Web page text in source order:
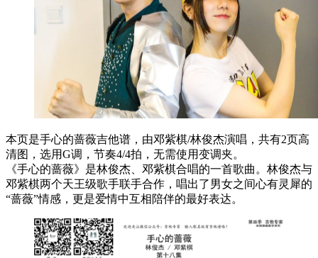
本页是手心的蔷薇吉他谱，由邓紫棋/林俊杰演唱，共有2页高
清图，选用G调，节奏4/4拍，无需使用变调夹。
《手心的蔷薇》是林俊杰、邓紫棋合唱的一首歌曲。林俊杰与
邓紫棋两个天王级歌手联手合作，唱出了男女之间心有灵犀的
“蔷薇”情感，更是爱情中互相陪伴的最好表达。